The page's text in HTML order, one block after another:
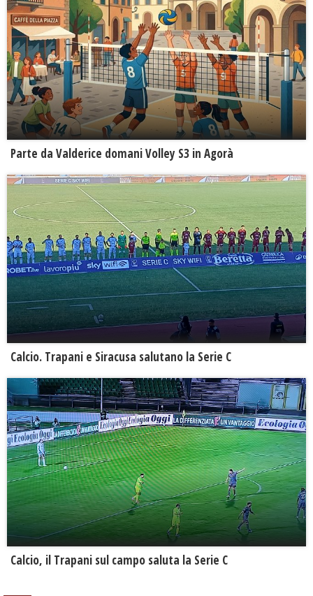
Parte da Valderice domani Volley S3 in Agorà
Calcio. Trapani e Siracusa salutano la Serie C
Calcio, il Trapani sul campo saluta la Serie C